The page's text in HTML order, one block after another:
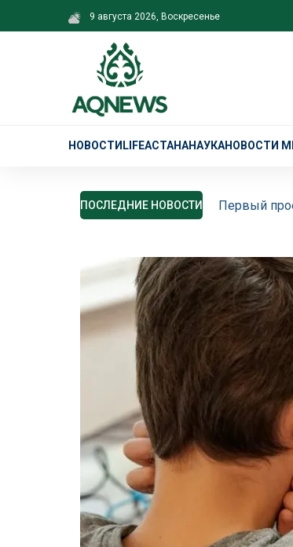
9 августа 2026, Воскресенье
НОВОСТИ LIFEАСТАНАНАУКАНОВОСТИ
ПОСЛЕДНИЕ НОВОСТИ Первый